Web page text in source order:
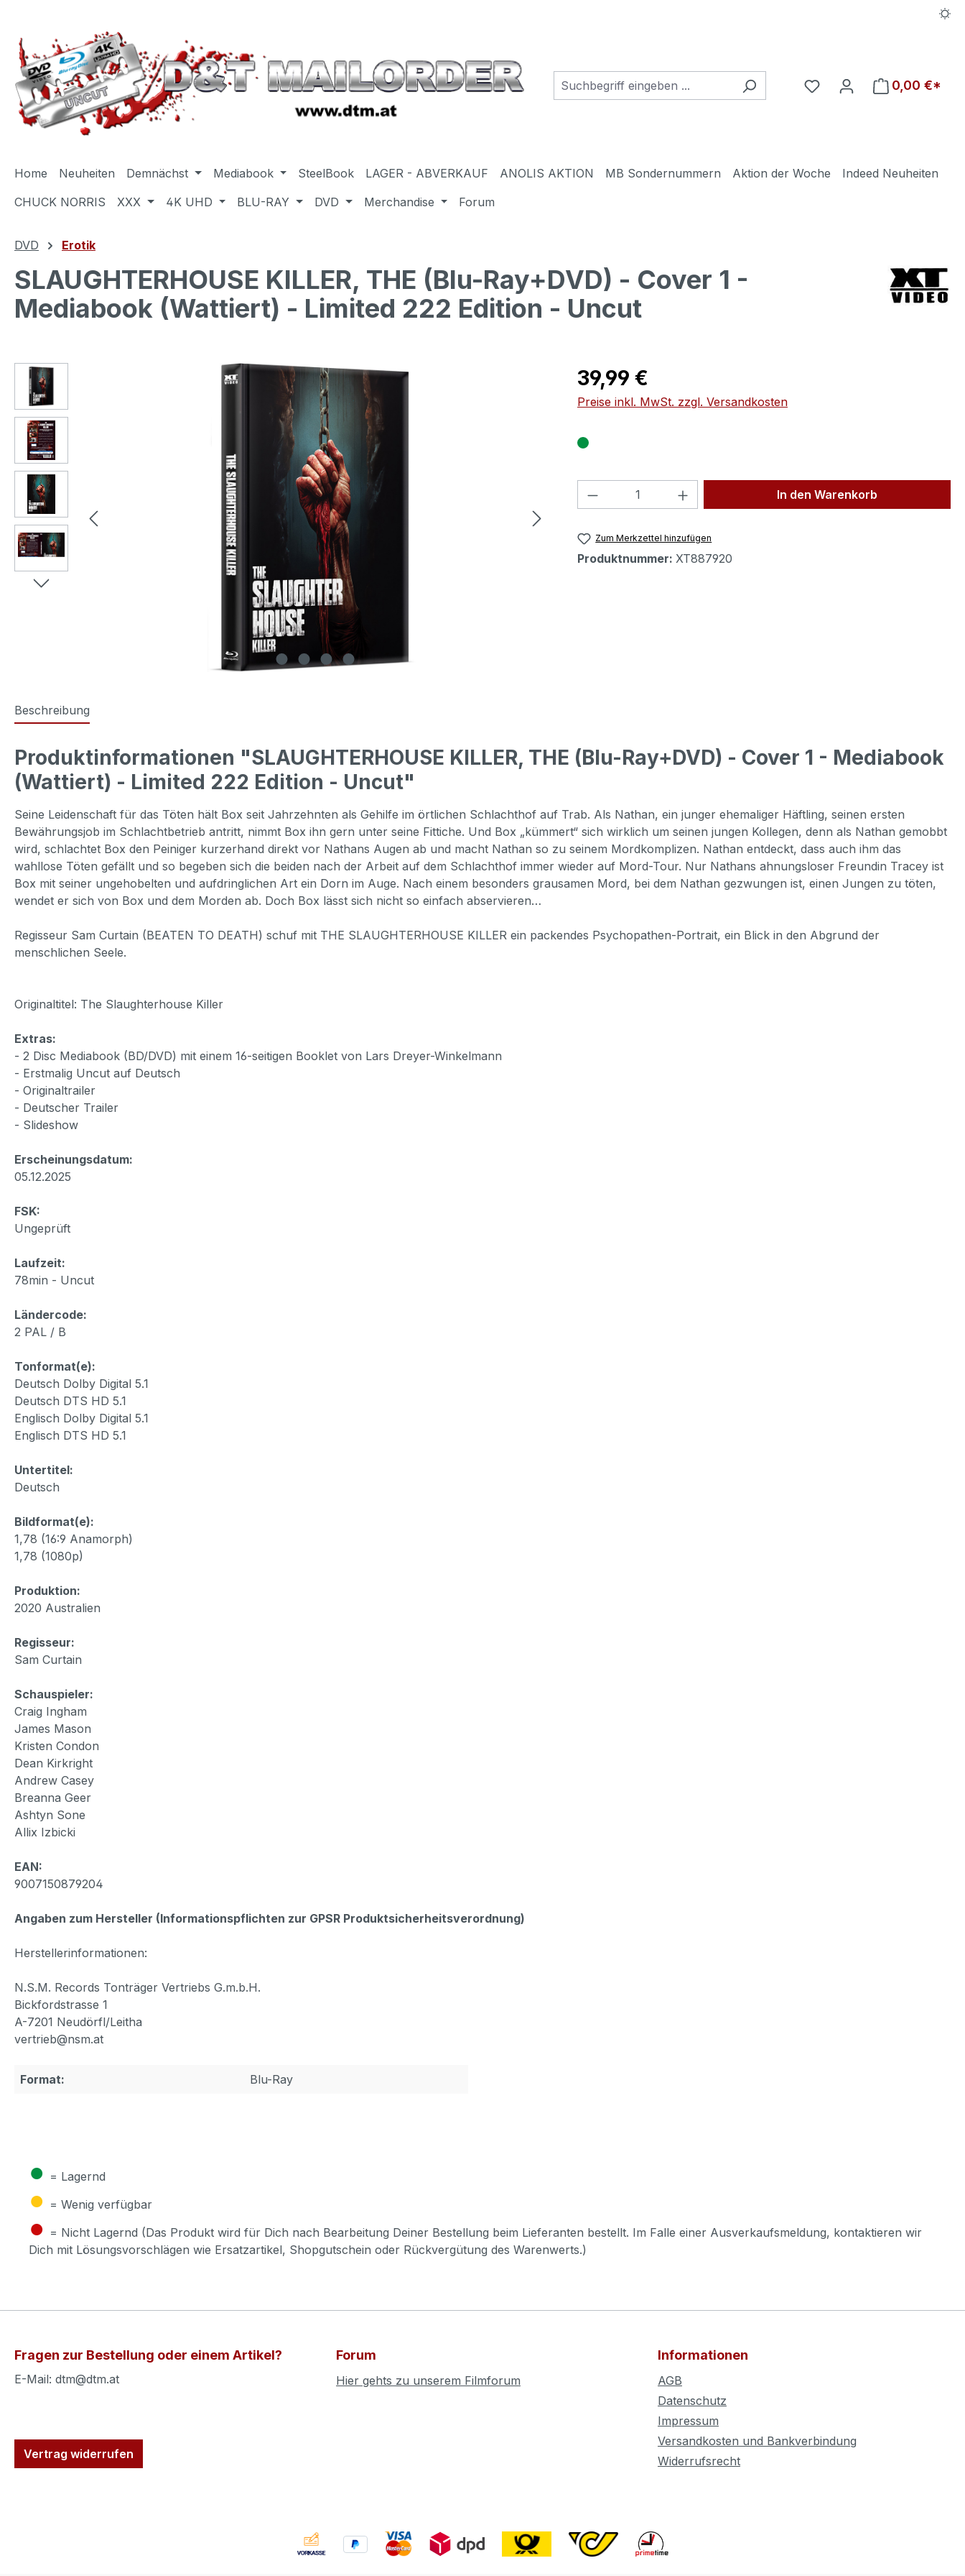
0,00 €*
Home Neuheiten Demnächst Mediabook SteelBook LAGER - ABVERKAUF ANOLIS AKTION MB Sondernummern Aktion der Woche
Indeed Neuheiten
CHUCK NORRIS
XXX 4K UHD BLU-RAY DVD Merchandise Forum
DVD Erotik
SLAUGHTERHOUSE KILLER, THE (Blu-Ray+DVD) - Cover 1 -
Mediabook (Wattiert) - Limited 222 Edition - Uncut
Bildergalerie überspringen Regulärer Preis:
39,99 €
Preise inkl. MwSt. zzgl. Versandkosten
Produkt Anzahl: Gib den gewünschten Wert
In den Warenkorb
Zum Merkzettel hinzufügen
Produktnummer: XT887920
Beschreibung
Produktinformationen "SLAUGHTERHOUSE KILLER, THE (Blu-Ray+DVD) - Cover 1 - Mediabook
(Wattiert) - Limited 222 Edition - Uncut"
Seine Leidenschaft für das Töten hält Box seit Jahrzehnten als Gehilfe im örtlichen Schlachthof auf Trab. Als Nathan, ein junger ehemaliger Häftling, seinen ersten
Bewährungsjob im Schlachtbetrieb antritt, nimmt Box ihn gern unter seine Fittiche. Und Box „kümmert“ sich wirklich um seinen jungen Kollegen, denn als Nathan gemobbt
wird, schlachtet Box den Peiniger kurzerhand direkt vor Nathans Augen ab und macht Nathan so zu seinem Mordkomplizen. Nathan entdeckt, dass auch ihm das
wahllose Töten gefällt und so begeben sich die beiden nach der Arbeit auf dem Schlachthof immer wieder auf Mord-Tour. Nur Nathans ahnungsloser Freundin Tracey ist
Box mit seiner ungehobelten und aufdringlichen Art ein Dorn im Auge. Nach einem besonders grausamen Mord, bei dem Nathan gezwungen ist, einen Jungen zu töten,
wendet er sich von Box und dem Morden ab. Doch Box lässt sich nicht so einfach abservieren…
Regisseur Sam Curtain (BEATEN TO DEATH) schuf mit THE SLAUGHTERHOUSE KILLER ein packendes Psychopathen-Portrait, ein Blick in den Abgrund der
menschlichen Seele.
Originaltitel: The Slaughterhouse Killer
Extras:
- 2 Disc Mediabook (BD/DVD) mit einem 16-seitigen Booklet von Lars Dreyer-Winkelmann
- Erstmalig Uncut auf Deutsch
- Originaltrailer
- Deutscher Trailer
- Slideshow
Erscheinungsdatum:
05.12.2025
FSK:
Ungeprüft
Laufzeit:
78min - Uncut
Ländercode:
2 PAL / B
Tonformat(e):
Deutsch Dolby Digital 5.1
Deutsch DTS HD 5.1
Englisch Dolby Digital 5.1
Englisch DTS HD 5.1
Untertitel:
Deutsch
Bildformat(e):
1,78 (16:9 Anamorph)
1,78 (1080p)
Produktion:
2020 Australien
Regisseur:
Sam Curtain
Schauspieler:
Craig Ingham
James Mason
Kristen Condon
Dean Kirkright
Andrew Casey
Breanna Geer
Ashtyn Sone
Allix Izbicki
EAN:
9007150879204
Angaben zum Hersteller (Informationspflichten zur GPSR Produktsicherheitsverordnung)
Herstellerinformationen:
N.S.M. Records Tonträger Vertriebs G.m.b.H.
Bickfordstrasse 1
A-7201 Neudörfl/Leitha
vertrieb@nsm.at
Format: Blu-Ray
● = Lagernd
● = Wenig verfügbar
● = Nicht Lagernd (Das Produkt wird für Dich nach Bearbeitung Deiner Bestellung beim Lieferanten bestellt. Im Falle einer Ausverkaufsmeldung, kontaktieren wir
Dich mit Lösungsvorschlägen wie Ersatzartikel, Shopgutschein oder Rückvergütung des Warenwerts.)
Fragen zur Bestellung oder einem Artikel?
E-Mail: dtm@dtm.at
Vertrag widerrufen
Forum
Hier gehts zu unserem Filmforum
Informationen
AGB
Datenschutz
Impressum
Versandkosten und Bankverbindung
Widerrufsrecht